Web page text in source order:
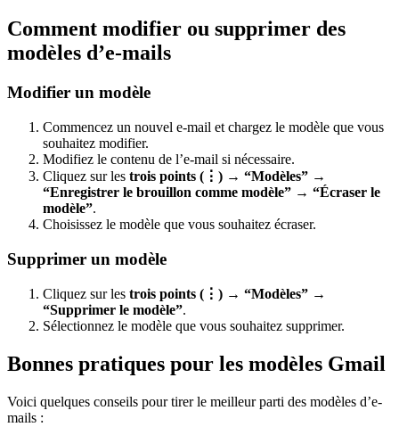
Comment modifier ou supprimer des
modèles d’e-mails
Modifier un modèle
Commencez un nouvel e-mail et chargez le modèle que vous
souhaitez modifier.
Modifiez le contenu de l’e-mail si nécessaire.
Cliquez sur les trois points (⋮) → “Modèles” →
“Enregistrer le brouillon comme modèle” → “Écraser le
modèle”.
Choisissez le modèle que vous souhaitez écraser.
Supprimer un modèle
Cliquez sur les trois points (⋮) → “Modèles” →
“Supprimer le modèle”.
Sélectionnez le modèle que vous souhaitez supprimer.
Bonnes pratiques pour les modèles Gmail
Voici quelques conseils pour tirer le meilleur parti des modèles d’e-
mails :